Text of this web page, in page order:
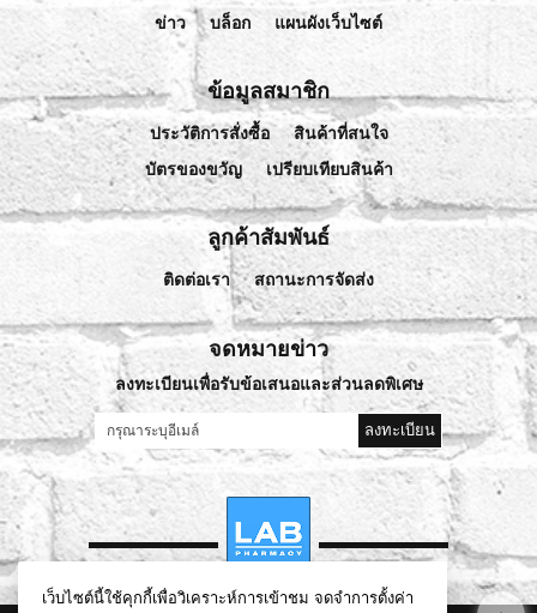
ข่าว บล็อก แผนผังเว็บไซต์
ข้อมูลสมาชิก
ประวัติการสั่งซื้อ
สินค้าที่สนใจ
บัตรของขวัญ
เปรียบเทียบสินค้า
ลูกค้าสัมพันธ์
ติดต่อเรา สถานะการจัดส่ง
จดหมายข่าว
ลงทะเบียนเพื่อรับข้อเสนอและส่วนลดพิเศษ
ลงทะเบียน
เว็บไซต์นี้ใช้คุกกี้เพื่อวิเคราะห์การเข้าชม จดจำการตั้งค่า